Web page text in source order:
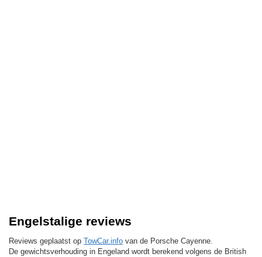
Engelstalige reviews
Reviews geplaatst op TowCar.info van de Porsche Cayenne.
De gewichtsverhouding in Engeland wordt berekend volgens de British